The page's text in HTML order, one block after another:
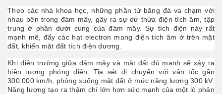
Theo các nhà khoa học, những phần tử băng đá va chạm với
nhau bên trong đám mây, gây ra sự dư thừa điện tích âm, tập
trung ở phần dưới cùng của đám mây. Sự tích điện này rất
mạnh mẽ, đẩy các hạt electron mang điện tích âm ở trên mặt
đất, khiến mặt đất tích điện dương.
Khi điện trường giữa đám mây và mặt đất đủ mạnh sẽ xảy ra
hiện tượng phóng điện. Tia sét di chuyển với vận tốc gần
300.000 km/h, phóng xuống mặt đất ở mức năng lượng 300 kV.
Năng lượng tạo ra thậm chí lớn hơn sức mạnh của một lò phản